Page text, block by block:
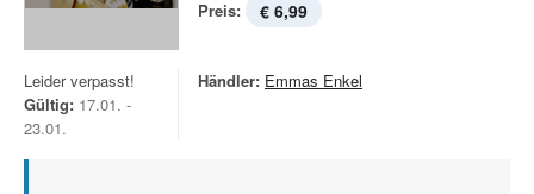
Preis: € 6,99
Leider verpasst!
Gültig: 17.01. -
23.01.
Händler: Emmas Enkel